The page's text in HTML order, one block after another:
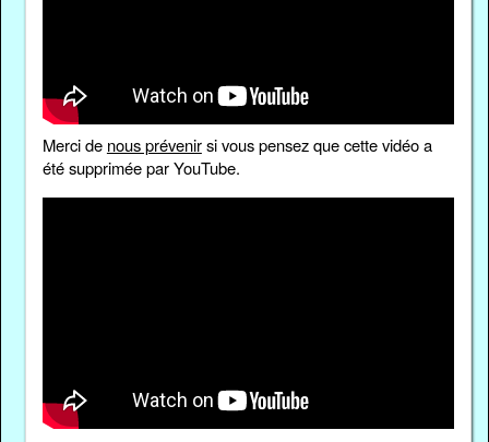
Merci de nous prévenirsi vous pensez que cette vidéo a
été supprimée par YouTube.